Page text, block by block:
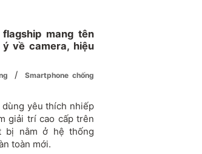
mang tên
về camera, hiệu
/
Smartphone chống
dùng yêu thích nhiếp
giải trí cao cấp trên
bị nằm ở hệ thống
toàn mới.